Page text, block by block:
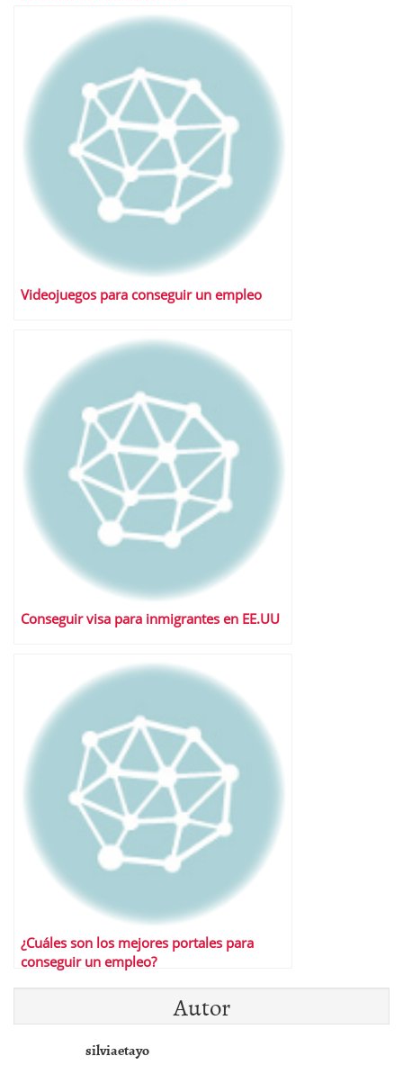
Videojuegos para conseguir un empleo
Conseguir visa para inmigrantes en EE.UU
¿Cuáles son los mejores portales para
conseguir un empleo?
Autor
silviaetayo